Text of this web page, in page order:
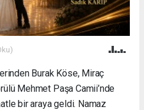
Burak Köse, Miraç
Mehmet Paşa Camii’nde
bir araya geldi. Namaz